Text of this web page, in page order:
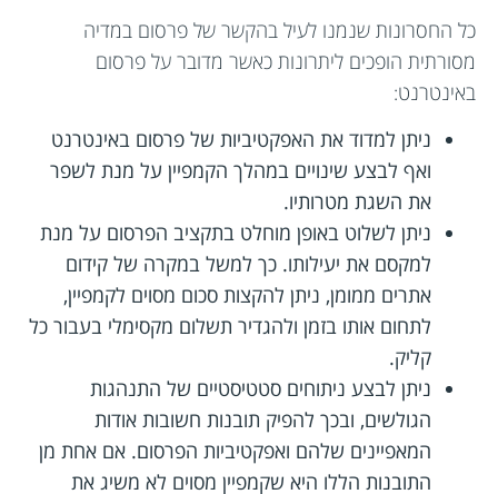
כל החסרונות שנמנו לעיל בהקשר של פרסום במדיה
מסורתית הופכים ליתרונות כאשר מדובר על פרסום
באינטרנט:
ניתן למדוד את האפקטיביות של פרסום באינטרנט
ואף לבצע שינויים במהלך הקמפיין על מנת לשפר
את השגת מטרותיו.
ניתן לשלוט באופן מוחלט בתקציב הפרסום על מנת
למקסם את יעילותו. כך למשל במקרה של קידום
אתרים ממומן, ניתן להקצות סכום מסוים לקמפיין,
לתחום אותו בזמן ולהגדיר תשלום מקסימלי בעבור כל
קליק.
ניתן לבצע ניתוחים סטטיסטיים של התנהגות
הגולשים, ובכך להפיק תובנות חשובות אודות
המאפיינים שלהם ואפקטיביות הפרסום. אם אחת מן
התובנות הללו היא שקמפיין מסוים לא משיג את